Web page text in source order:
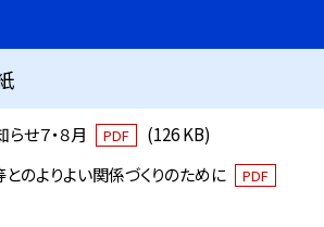
せ７・８月 PDF
(126 KB)
のよりよい関係づくりのために
PDF